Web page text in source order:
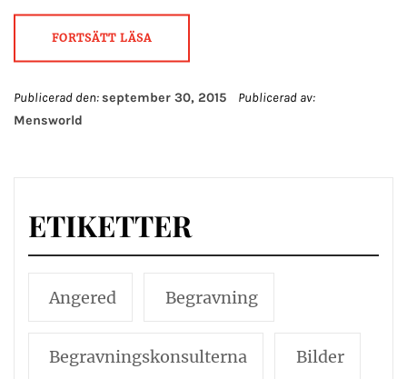
FORTSÄTT LÄSA
Publicerad den:september 30, 2015
Publicerad av:
Mensworld
ETIKETTER
Angered Begravning
Begravningskonsulterna Bilder